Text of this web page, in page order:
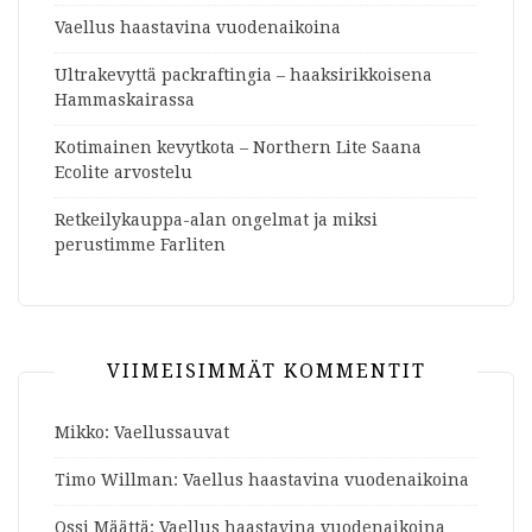
Vaellus haastavina vuodenaikoina
Ultrakevyttä packraftingia – haaksirikkoisena
Hammaskairassa
Kotimainen kevytkota – Northern Lite Saana
Ecolite arvostelu
Retkeilykauppa-alan ongelmat ja miksi
perustimme Farliten
VIIMEISIMMÄT KOMMENTIT
Mikko: Vaellussauvat
Timo Willman: Vaellus haastavina vuodenaikoina
Ossi Määttä: Vaellus haastavina vuodenaikoina